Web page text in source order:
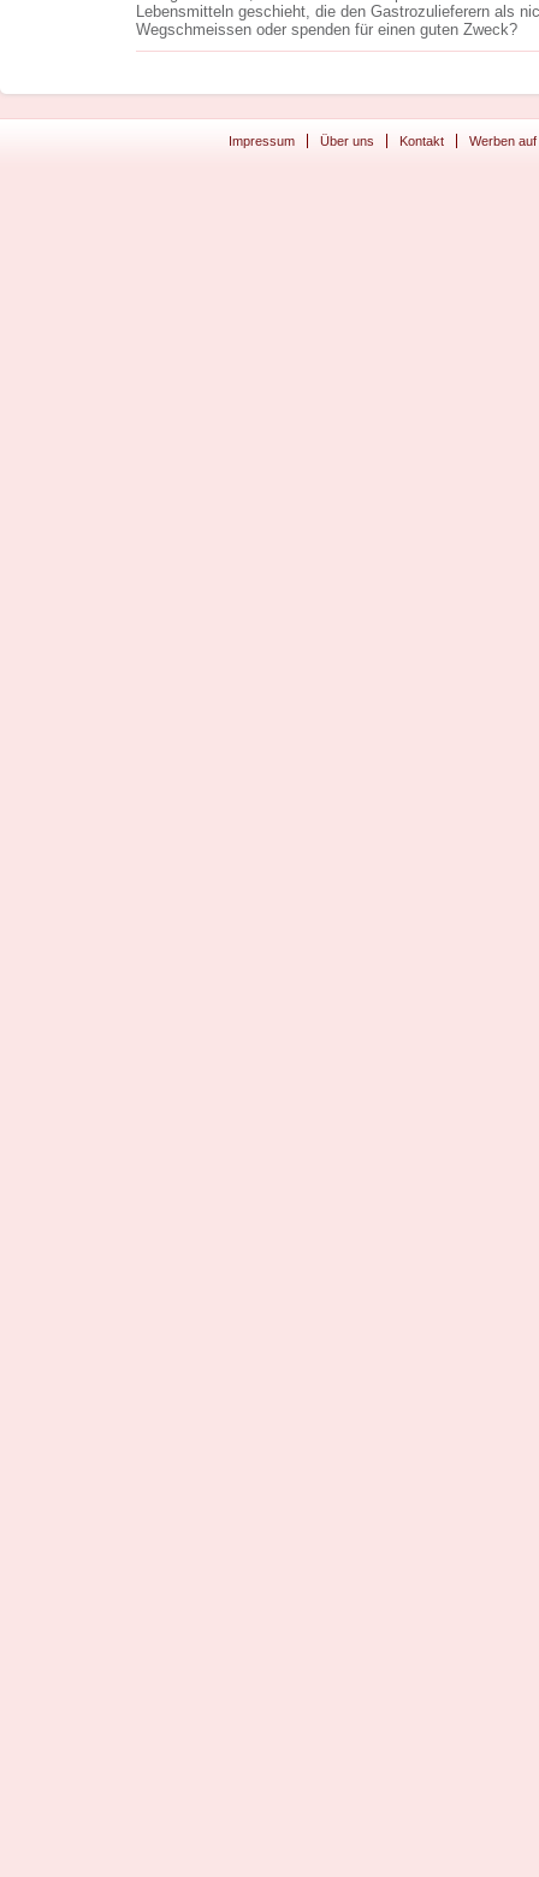
Lebensmitteln geschieht, die den Gastrozulieferern als
Wegschmeissen oder spenden für einen guten Zweck?
Impressum Über uns Kontakt Werben